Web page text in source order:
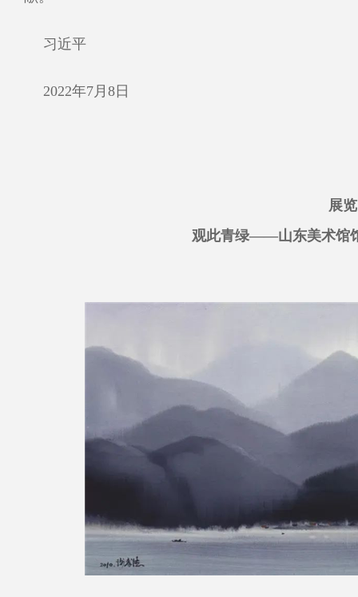
习近平
2022年7月8日
展
观此青绿——山东美术馆